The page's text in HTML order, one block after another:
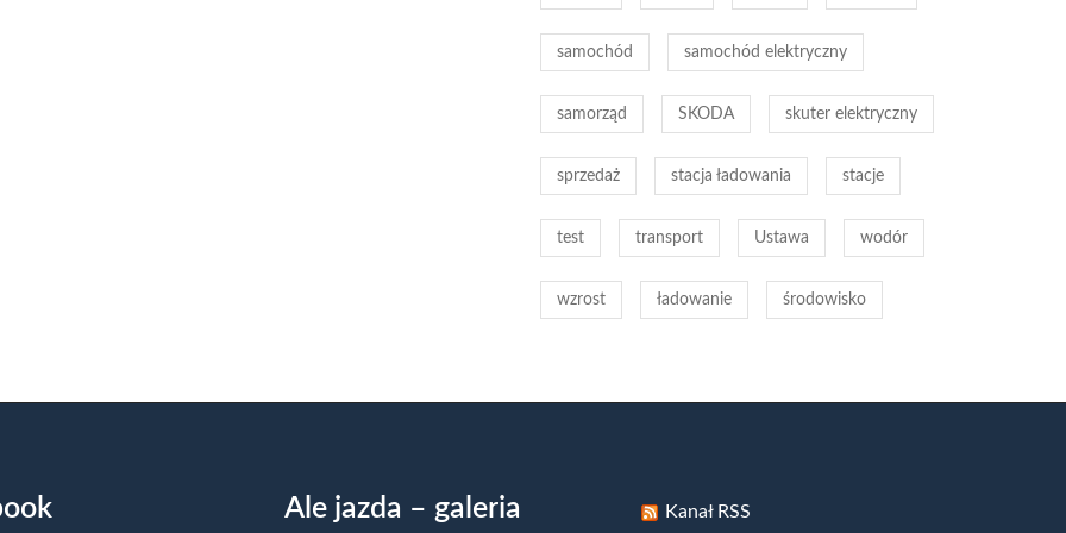
samochód samochód elektryczny
samorząd SKODA skuter elektryczny
sprzedaż stacja ładowania stacje
test transport Ustawa wodór
wzrost ładowanie środowisko
Ale jazda – galeria Kanał RSS